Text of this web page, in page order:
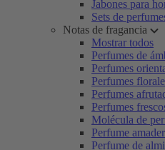
Jabones para
Sets de
Notas de fragancia
Mostrar todos
Perfumes de
Perfumes
Perfumes
Perfumes
Perfumes
Molécula de
Perfume
Perfume de